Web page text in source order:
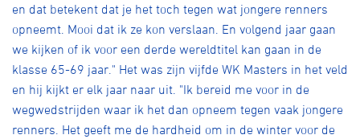
en dat betekent dat je het toch tegen wat jongere renners
opneemt. Mooi dat ik ze kon verslaan. En volgend jaar gaan
we kijken of ik voor een derde wereldtitel kan gaan in de
klasse 65-69 jaar." Het was zijn vijfde WK Masters in het veld
en hij kijkt er elk jaar naar uit. "Ik bereid me voor in de
wegwedstrijden waar ik het dan opneem tegen vaak jongere
renners. Het geeft me de hardheid om in de winter voor de